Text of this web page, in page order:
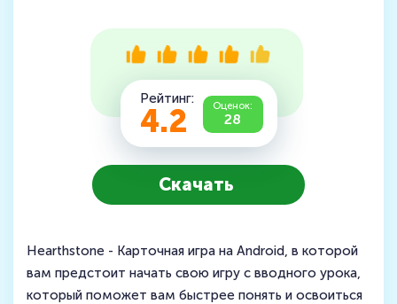
Рейтинг:
4.2 Оценок:
28
Скачать
Hearthstone - Карточная игра на Android, в которой
вам предстоит начать свою игру с вводного урока,
который поможет вам быстрее понять и освоиться